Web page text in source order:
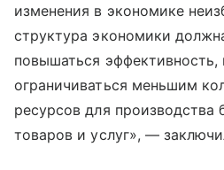
изменения в экономике
структура экономики
повышаться
ограничиваться меньшим
ресурсов для производства
товаров и услуг», —